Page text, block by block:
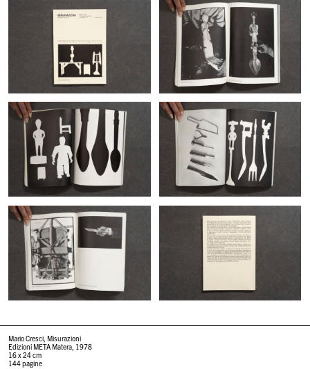
Mario Cresci, Misurazioni
Edizioni META Matera, 1978
16 x 24 cm
144 pagine